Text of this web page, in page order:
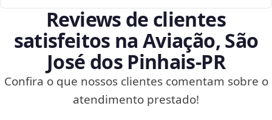
Reviews de clientes
satisfeitos na Aviação, São
José dos Pinhais‑PR
Confira o que nossos clientes comentam sobre o
atendimento prestado!